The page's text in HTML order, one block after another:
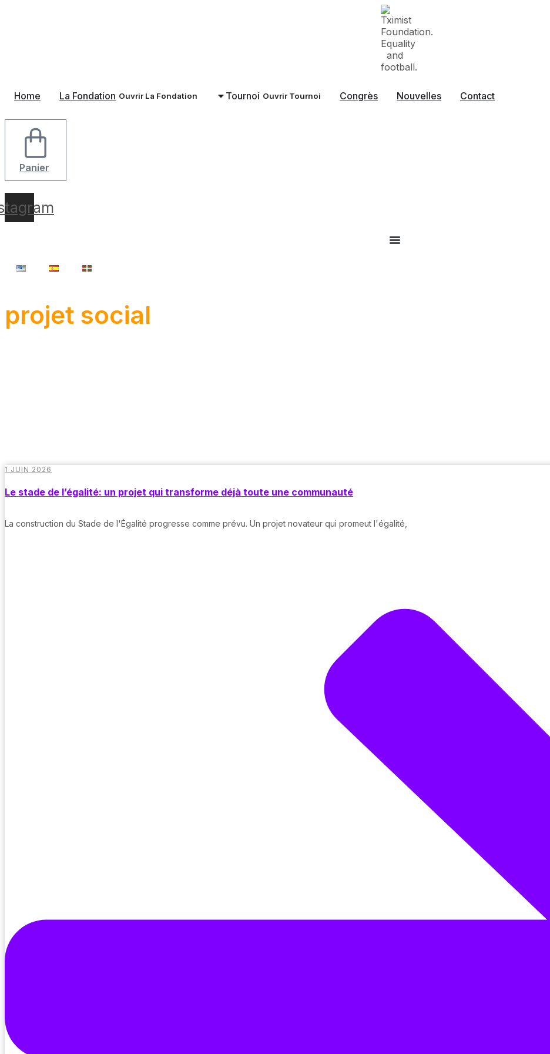
Home La Fondation Ouvrir La Fondation Tournoi Ouvrir Tournoi Congrès Nouvelles Contact
Panier
projet social
1 JUIN 2026
Le stade de l’égalité: un projet qui transforme déjà toute une communauté
La construction du Stade de l'Égalité progresse comme prévu. Un projet novateur qui promeut l'égalité,